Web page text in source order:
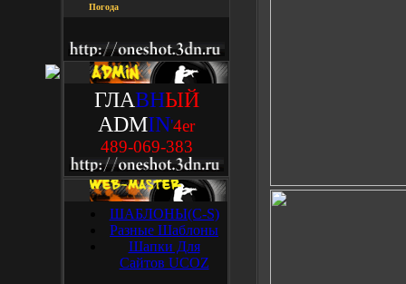
Погода
ГЛАВНЫЙ
ADMIN'4er
489-069-383
ШАБЛОНЫ(C-S)
Разные Шаблоны
Шапки Для
Сайтов UCOZ